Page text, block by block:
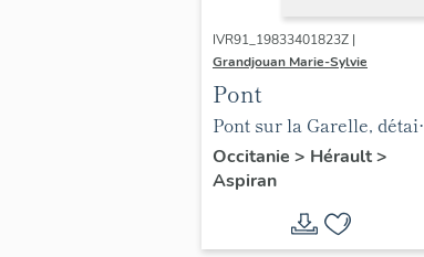
IVR91_19833401823Z |
Grandjouan Marie-Sylvie
Pont
Pont sur la Garelle, détail
de la voûte.
Occitanie > Hérault>
Aspiran